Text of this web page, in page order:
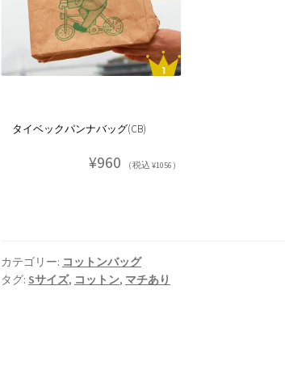
タイベックパンナバッグ(CB)
¥960 （税込 ¥1056）
カテゴリー: コットンバッグ
タグ: Sサイズ, コットン, マチあり